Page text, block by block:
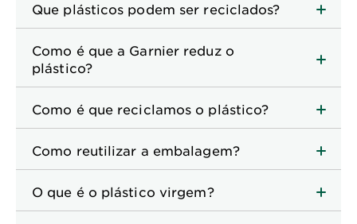
Que plásticos podem ser reciclados?
Como é que a Garnier reduz o
plástico?
Como é que reciclamos o plástico?
Como reutilizar a embalagem?
O que é o plástico virgem?